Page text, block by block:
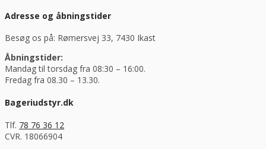
Adresse og åbningstider
Besøg os på: Rømersvej 33, 7430 Ikast
Åbningstider:
Mandag til torsdag fra 08:30 – 16:00.
Fredag fra 08.30 – 13.30.
Bageriudstyr.dk
Tlf. 78 76 36 12
CVR. 18066904